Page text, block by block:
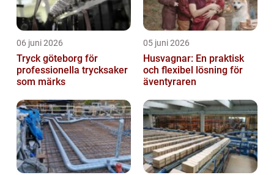
06 juni 2026
Tryck göteborg för
professionella trycksaker
som märks
05 juni 2026
Husvagnar: En praktisk
och flexibel lösning för
äventyraren